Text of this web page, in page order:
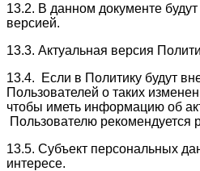
13.2. В данном документе
версией.
13.3. Актуальная версия
13.4. Если в Политику будут
Пользователей о таких
чтобы иметь информацию об
Пользователю рекомендуется
13.5. Субъект персональных
интересе.